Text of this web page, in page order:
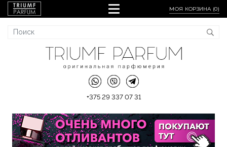
МОЯ КОРЗИНА (0)
+375 29 337 07 31